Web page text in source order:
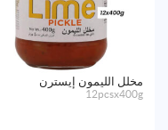
مخلل الليمون إيسترن
12pcsx400g